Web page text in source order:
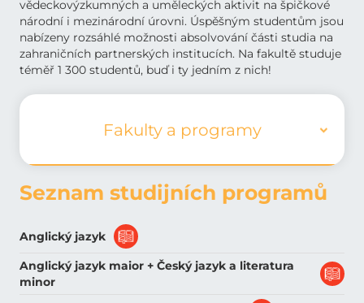
vědeckovýzkumných a uměleckých aktivit na špičkové
národní i mezinárodní úrovni. Úspěšným studentům jsou
nabízeny rozsáhlé možnosti absolvování části studia na
zahraničních partnerských institucích. Na fakultě studuje
téměř 1 300 studentů, buď i ty jedním z nich!
Fakulty a programy
Seznam studijních programů
Anglický jazyk
Anglický jazyk maior + Český jazyk a literatura
minor